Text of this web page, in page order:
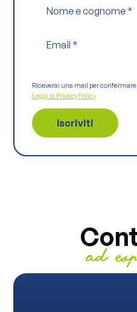
Nome e cognome *
Email *
Riceverai una mail per
Leggi la Privacy Policy
ad